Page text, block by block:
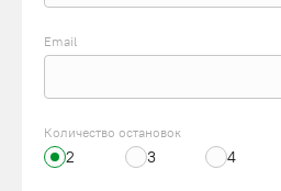
Email
Количество остановок
2 3 4